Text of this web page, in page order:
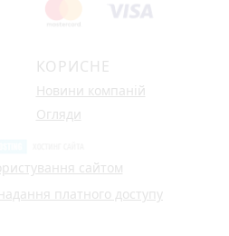
КОРИСНЕ
Новини компаній
Огляди
сайтом
платного доступу